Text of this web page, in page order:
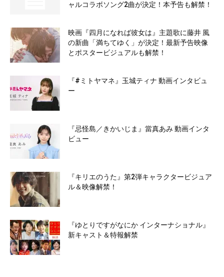
ャルコラボソング2曲が決定！本予告も解禁！
映画『四月になれば彼女は』主題歌に藤井 風
の新曲「満ちてゆく」が決定！最新予告映像
とポスタービジュアルも解禁！
『#ミトヤマネ』玉城ティナ 動画インタビュ
ー
『忌怪島／きかいじま』當真あみ 動画インタ
ビュー
『キリエのうた』第2弾キャラクタービジュア
ル＆映像解禁！
『ゆとりですがなにか インターナショナル』
新キャスト＆特報解禁